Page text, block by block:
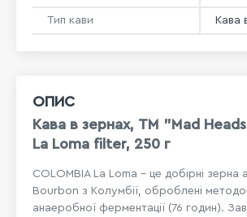
ОПИС
Кава в зернах, ТМ "Mad
La Loma filter, 250 г
COLOMBIA La Loma – це добірні зерна
Bourbon з Колумбії, оброблені
анаеробної ферментації (76 годин).
Тип кави Кава